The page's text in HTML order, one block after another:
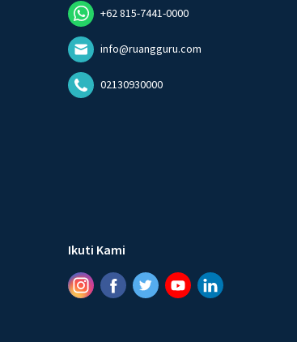
+62 815-7441-0000
info@ruangguru.com
02130930000
Ikuti Kami